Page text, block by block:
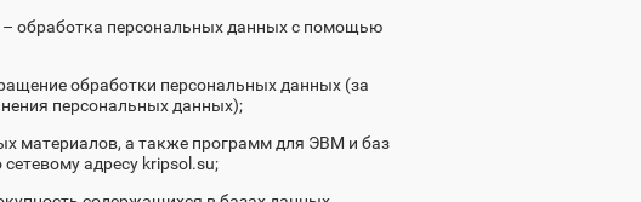
обработка персональных данных с помощью
обработки персональных данных (за
персональных данных);
материалов, а также программ для ЭВМ и баз
адресу kripsol.su;